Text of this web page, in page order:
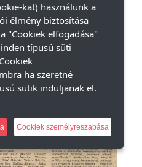
HOZZÁ
kat) használunk a
élmény biztosítása
"Cookiek elfogadása"
típusú süti
ha szeretné
sütik induljanak el.
Cookiek személyreszabása